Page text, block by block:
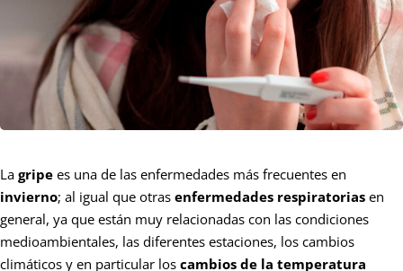
La gripe es una de las enfermedades más frecuentes en
invierno; al igual que otras enfermedades respiratorias en
general, ya que están muy relacionadas con las condiciones
medioambientales, las diferentes estaciones, los cambios
climáticos y en particular los cambios de la temperatura